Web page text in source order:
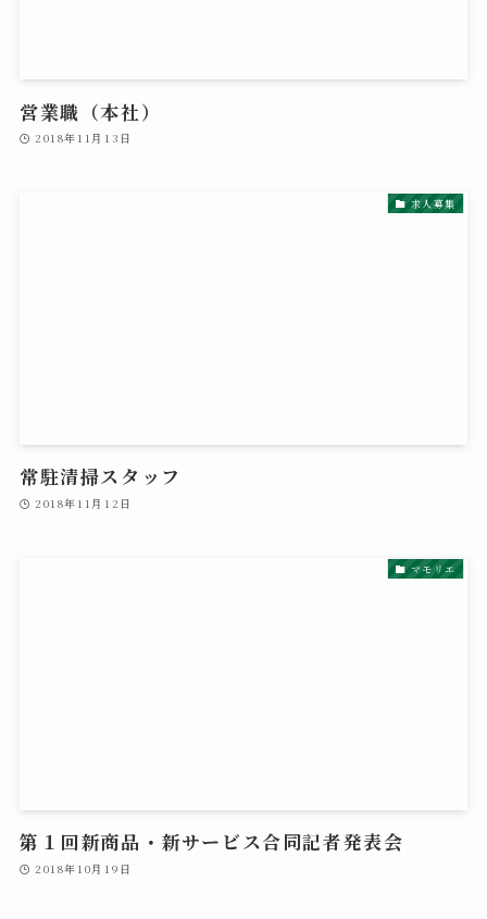
営業職（本社）
2018年11月13日
求人募集
常駐清掃スタッフ
2018年11月12日
マモリエ
第１回新商品・新サービス合同記者発表会
2018年10月19日